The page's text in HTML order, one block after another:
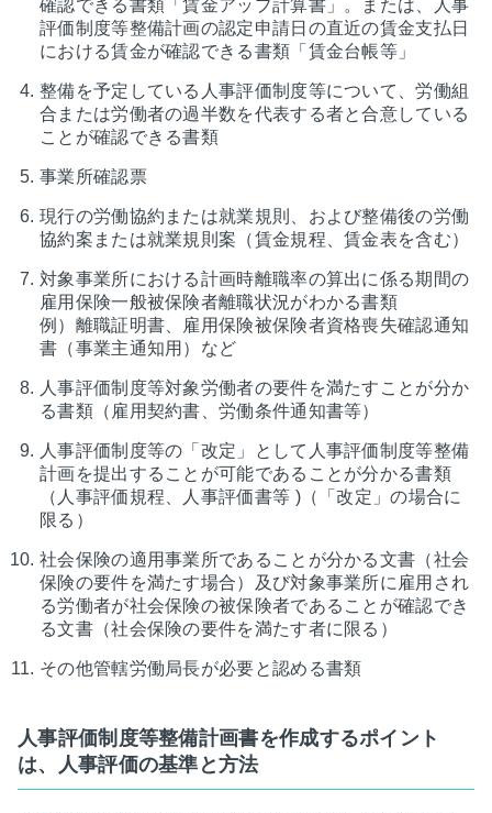
確認できる書類「賃金アップ計算書」。または、人事
評価制度等整備計画の認定申請日の直近の賃金支払日
における賃金が確認できる書類「賃金台帳等」
整備を予定している人事評価制度等について、労働組
合または労働者の過半数を代表する者と合意している
ことが確認できる書類
事業所確認票
現行の労働協約または就業規則、および整備後の労働
協約案または就業規則案（賃金規程、賃金表を含む）
対象事業所における計画時離職率の算出に係る期間の
雇用保険一般被保険者離職状況がわかる書類
例）離職証明書、雇用保険被保険者資格喪失確認通知
書（事業主通知用）など
人事評価制度等対象労働者の要件を満たすことが分か
る書類（雇用契約書、労働条件通知書等）
人事評価制度等の「改定」として人事評価制度等整備
計画を提出することが可能であることが分かる書類
（人事評価規程、人事評価書等 )（「改定」の場合に
限る）
社会保険の適用事業所であることが分かる文書（社会
保険の要件を満たす場合）及び対象事業所に雇用され
る労働者が社会保険の被保険者であることが確認でき
る文書（社会保険の要件を満たす者に限る）
その他管轄労働局長が必要と認める書類
人事評価制度等整備計画書を作成するポイント
は、人事評価の基準と方法